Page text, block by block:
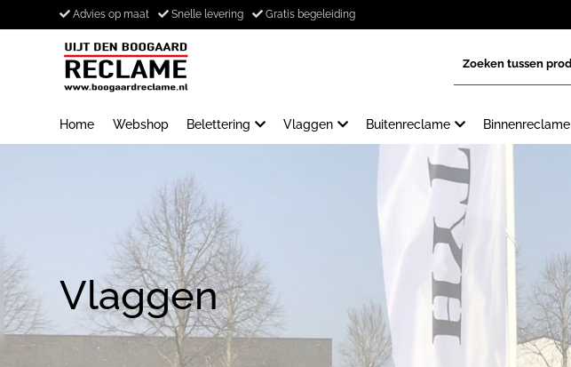
Advies op maat Snelle levering Gratis begeleiding
Home Webshop Belettering Vlaggen Buitenreclame Binnenreclame
Vlaggen